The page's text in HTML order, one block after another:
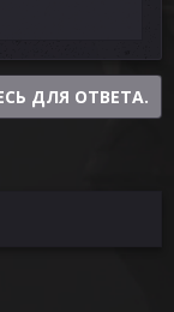
ДЛЯ ОТВЕТА.